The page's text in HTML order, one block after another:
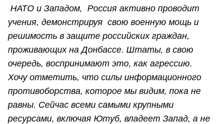
НАТО и Западом, Россия активно проводит
учения, демонстрируя свою военную мощь и
решимость в защите российских граждан,
проживающих на Донбассе. Штаты, в свою
очередь, воспринимают это, как агрессию.
Хочу отметить, что силы информационного
противоборства, которое мы видим, пока не
равны. Сейчас всеми самыми крупными
ресурсами, включая Ютуб, владеет Запад, а не